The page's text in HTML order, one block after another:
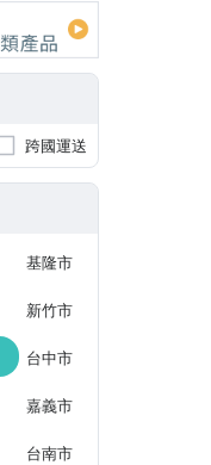
跨國運送
基隆市
新竹市
台中市
嘉義市
台南市